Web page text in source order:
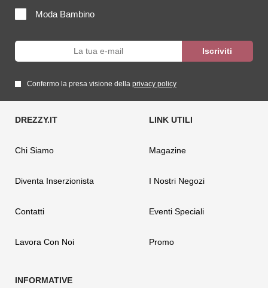
Moda Bambino
Confermo la presa visione della privacy policy
Chi Siamo
Diventa Inserzionista
Contatti
Lavora Con Noi
Magazine
I Nostri Negozi
Eventi Speciali
Promo